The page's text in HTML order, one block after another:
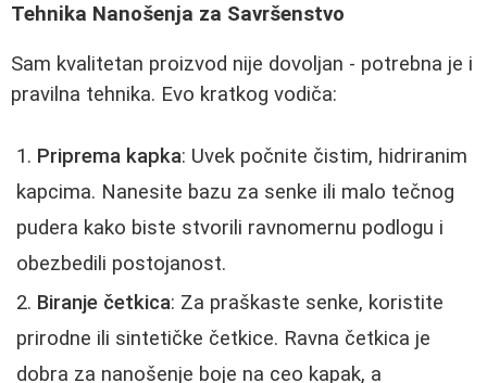
Tehnika Nanošenja za Savršenstvo
Sam kvalitetan proizvod nije dovoljan - potrebna je i
pravilna tehnika. Evo kratkog vodiča:
Priprema kapka: Uvek počnite čistim, hidriranim
kapcima. Nanesite bazu za senke ili malo tečnog
pudera kako biste stvorili ravnomernu podlogu i
obezbedili postojanost.
Biranje četkica: Za praškaste senke, koristite
prirodne ili sintetičke četkice. Ravna četkica je
dobra za nanošenje boje na ceo kapak, a